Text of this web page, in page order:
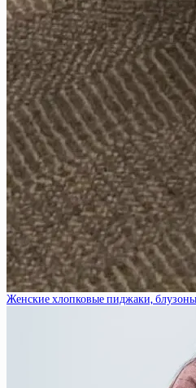
Женские хлопковые пиджаки,